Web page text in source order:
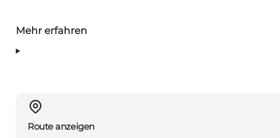
Mehr erfahren
Route anzeigen